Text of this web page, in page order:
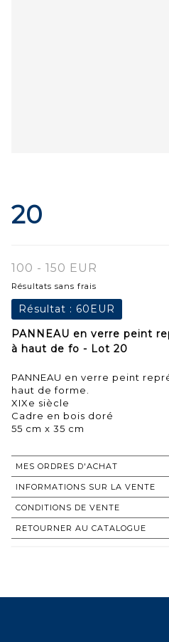
20
100 - 150 EUR
Résultats sans frais
Résultat : 60EUR
PANNEAU en verre peint
à haut de fo - Lot 20
PANNEAU en verre peint
haut de forme.
XIXe siècle
Cadre en bois doré
55 cm x 35 cm
MES ORDRES D'ACHAT
INFORMATIONS SUR LA VENTE
CONDITIONS DE VENTE
RETOURNER AU CATALOGUE